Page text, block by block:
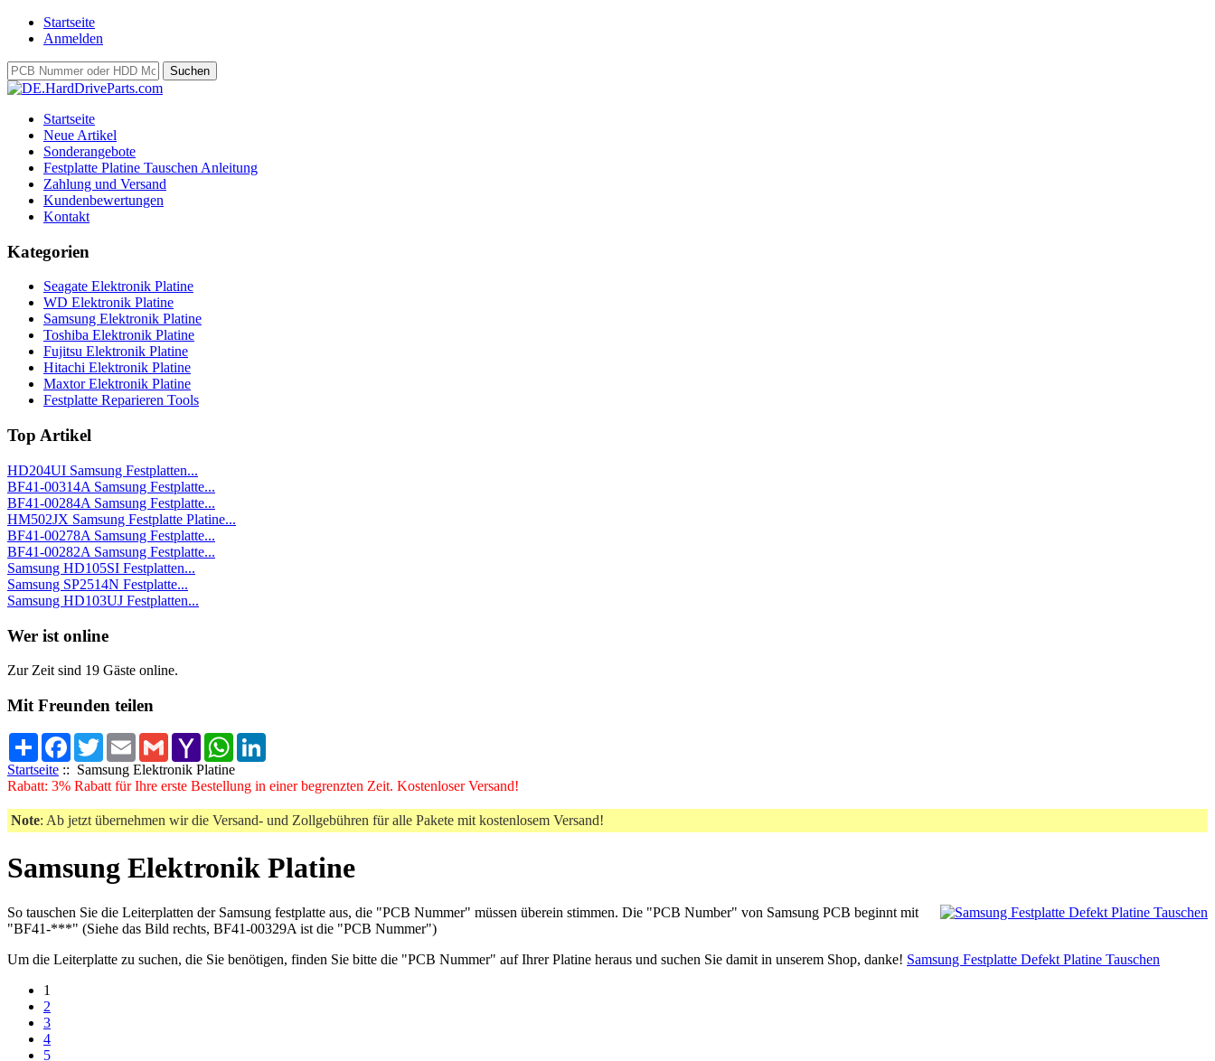
Startseite
Anmelden
Startseite
Neue Artikel
Sonderangebote
Festplatte Platine Tauschen Anleitung
Zahlung und Versand
Kundenbewertungen
Kontakt
Kategorien
Seagate Elektronik Platine
WD Elektronik Platine
Samsung Elektronik Platine
Toshiba Elektronik Platine
Fujitsu Elektronik Platine
Hitachi Elektronik Platine
Maxtor Elektronik Platine
Festplatte Reparieren Tools
Top Artikel
HD204UI Samsung Festplatten...
BF41-00314A Samsung Festplatte...
BF41-00284A Samsung Festplatte...
HM502JX Samsung Festplatte Platine...
BF41-00278A Samsung Festplatte...
BF41-00282A Samsung Festplatte...
Samsung HD105SI Festplatten...
Samsung SP2514N Festplatte...
Samsung HD103UJ Festplatten...
Wer ist online
Zur Zeit sind 19 Gäste online.
Mit Freunden teilen
Share Facebook
TwitterEmail Gmail Yahoo
Mail
WhatsApp
Startseite :: Samsung Elektronik Platine
Rabatt: 3% Rabatt für Ihre erste Bestellung in einer begrenzten Zeit. Kostenloser Versand!
Note: Ab jetzt übernehmen wir die Versand- und Zollgebühren für alle Pakete mit kostenlosem Versand!
Samsung Elektronik Platine
So tauschen Sie die Leiterplatten der Samsung festplatte aus, die "PCB Nummer" müssen überein stimmen. Die "PCB Number" von Samsung PCB beginnt mit
"BF41-***" (Siehe das Bild rechts, BF41-00329A ist die "PCB Nummer")
Um die Leiterplatte zu suchen, die Sie benötigen, finden Sie bitte die "PCB Nummer" auf Ihrer Platine heraus und suchen Sie damit in unserem Shop, danke! Samsung Festplatte Defekt Platine Tauschen
1
2
3
4
5